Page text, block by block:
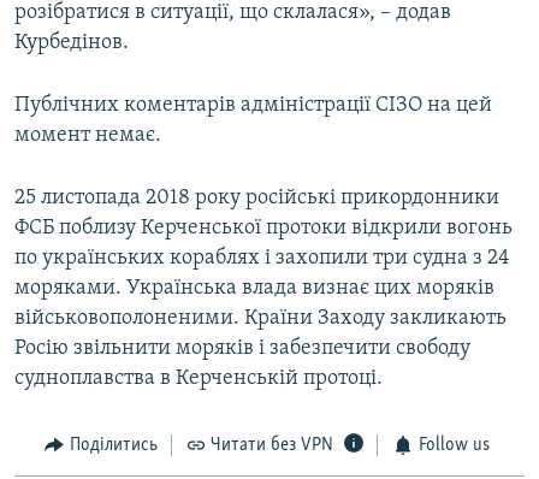
розібратися в ситуації, що склалася», – додав
Курбедінов.
Публічних коментарів адміністрації СІЗО на цей
момент немає.
25 листопада 2018 року російські прикордонники
ФСБ поблизу Керченської протоки відкрили вогонь
по українських кораблях і захопили три судна з 24
моряками. Українська влада визнає цих моряків
військовополоненими. Країни Заходу закликають
Росію звільнити моряків і забезпечити свободу
судноплавства в Керченській протоці.
Поділитись Читати без VPN Follow us